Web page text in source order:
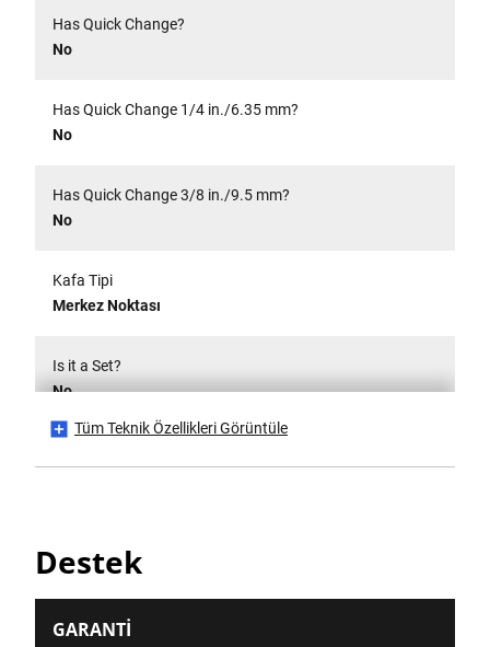
Has Quick Change?
No
Has Quick Change 1/4 in./6.35 mm?
No
Has Quick Change 3/8 in./9.5 mm?
No
Kafa Tipi
Merkez Noktası
Is it a Set?
No
1
Ambalaj
Tüm Teknik Özellikleri Görüntüle
Destek
GARANTI